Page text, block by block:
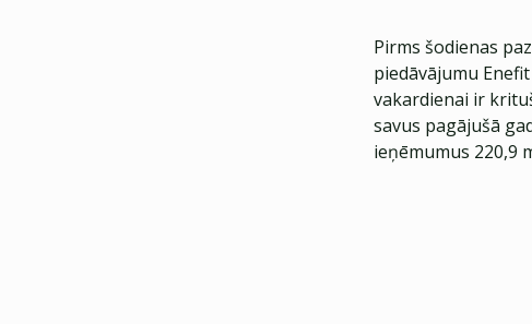
Pirms šodienas
piedāvājumu
vakardienai ir
savus pagājušā
ieņēmumus 220,9